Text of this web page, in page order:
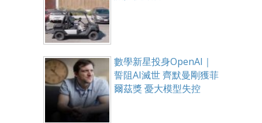
數學新星投身OpenAI｜
誓阻AI滅世 齊默曼剛獲菲
爾茲獎 憂大模型失控